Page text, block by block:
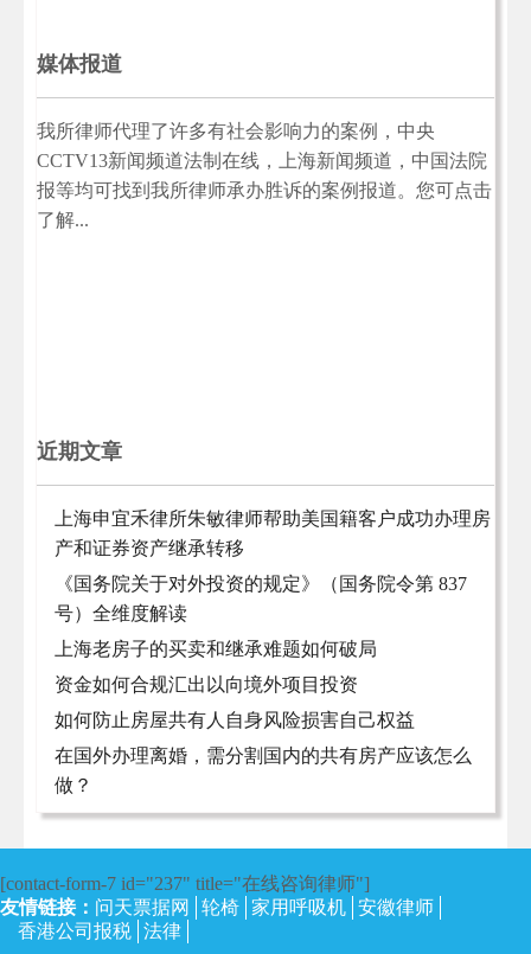
媒体报道
我所律师代理了许多有社会影响力的案例，中央
CCTV13新闻频道法制在线，上海新闻频道，中国法院
报等均可找到我所律师承办胜诉的案例报道。您可点击
了解...
近期文章
上海申宜禾律所朱敏律师帮助美国籍客户成功办理房
产和证券资产继承转移
《国务院关于对外投资的规定》（国务院令第 837
号）全维度解读
上海老房子的买卖和继承难题如何破局
资金如何合规汇出以向境外项目投资
如何防止房屋共有人自身风险损害自己权益
在国外办理离婚，需分割国内的共有房产应该怎么
做？
[contact-form-7 id="237" title="在线咨询律师"]
友情链接： 问天票据网 轮椅 家用呼吸机 安徽律师
香港公司报税 法律